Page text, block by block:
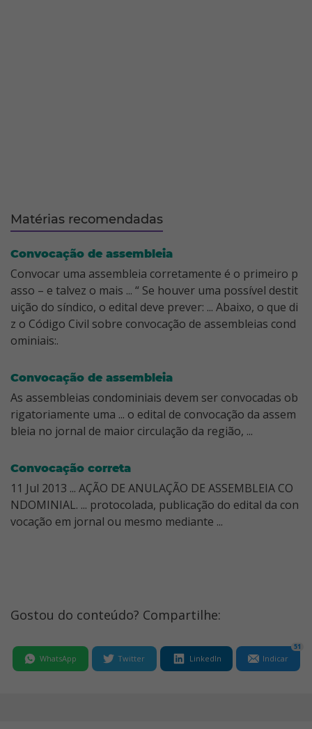
Matérias recomendadas
Convocação de assembleia
Convocar uma assembleia corretamente é o primeiro p
asso – e talvez o mais ... “ Se houver uma possível destit
uição do síndico, o edital deve prever: ... Abaixo, o que di
z o Código Civil sobre convocação de assembleias cond
ominiais:.
Convocação de assembleia
As assembleias condominiais devem ser convocadas ob
rigatoriamente uma ... o edital de convocação da assem
bleia no jornal de maior circulação da região, ...
Convocação correta
11 Jul 2013 ... AÇÃO DE ANULAÇÃO DE ASSEMBLEIA CO
NDOMINIAL. ... protocolada, publicação do edital da con
vocação em jornal ou mesmo mediante ...
Gostou do conteúdo? Compartilhe:
WhatsApp Twitter LinkedIn Indicar
51